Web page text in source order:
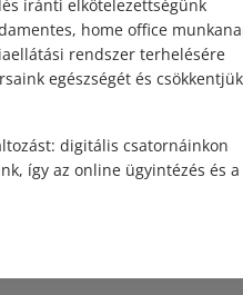
kizárólag előnyt szerez
(magyarán adhat
jogszabály feljogosítja
iránti elkötelezettségünk
home office
rendszer terhelésére
egészségét és csökkentjük
digitális csatornáinkon
így az online ügyintézés és a